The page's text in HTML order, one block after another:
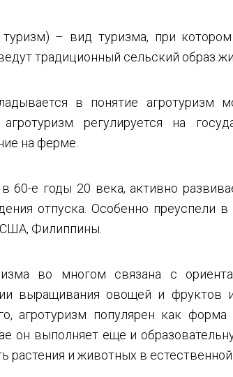
туризм) – вид туризма, при
традиционный сельский образ
в понятие агротуризм
регулируется на
на ферме.
60-е годы 20 века, активно
отпуска. Особенно преуспели в
США, Филиппины.
во многом связана с
выращивания овощей и фруктов
агротуризм популярен как
он выполняет еще и
растения и животных в естественной